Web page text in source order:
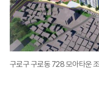
구로구 구로동 728 모아타운